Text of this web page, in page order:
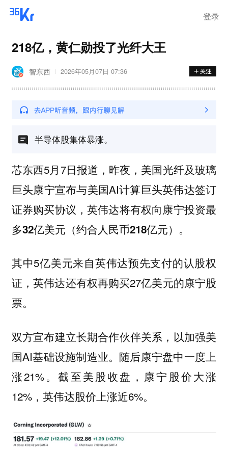
登录
218亿，黄仁勋投了光纤大王
智东西 2026年05月07日 07:36
半导体股集体暴涨。
芯东西5月7日报道，昨夜，美国光纤及玻璃
巨头康宁宣布与美国AI计算巨头英伟达签订
证券购买协议，英伟达将有权向康宁投资最
多32亿美元（约合人民币218亿元） 。
其中5亿美元来自英伟达预先支付的认股权
证，英伟达还有权再购买27亿美元的康宁股
票。
双方宣布建立长期合作伙伴关系，以加强美
国AI基础设施制造业。随后康宁盘中一度上
涨21%。截至美股收盘，康宁股价大涨
12%，英伟达股价上涨近6%。